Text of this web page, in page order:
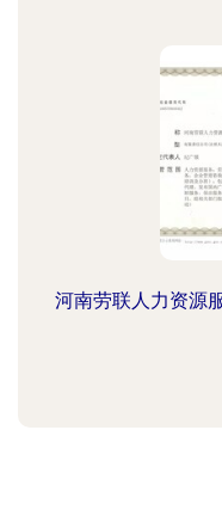
河南劳联人力资源